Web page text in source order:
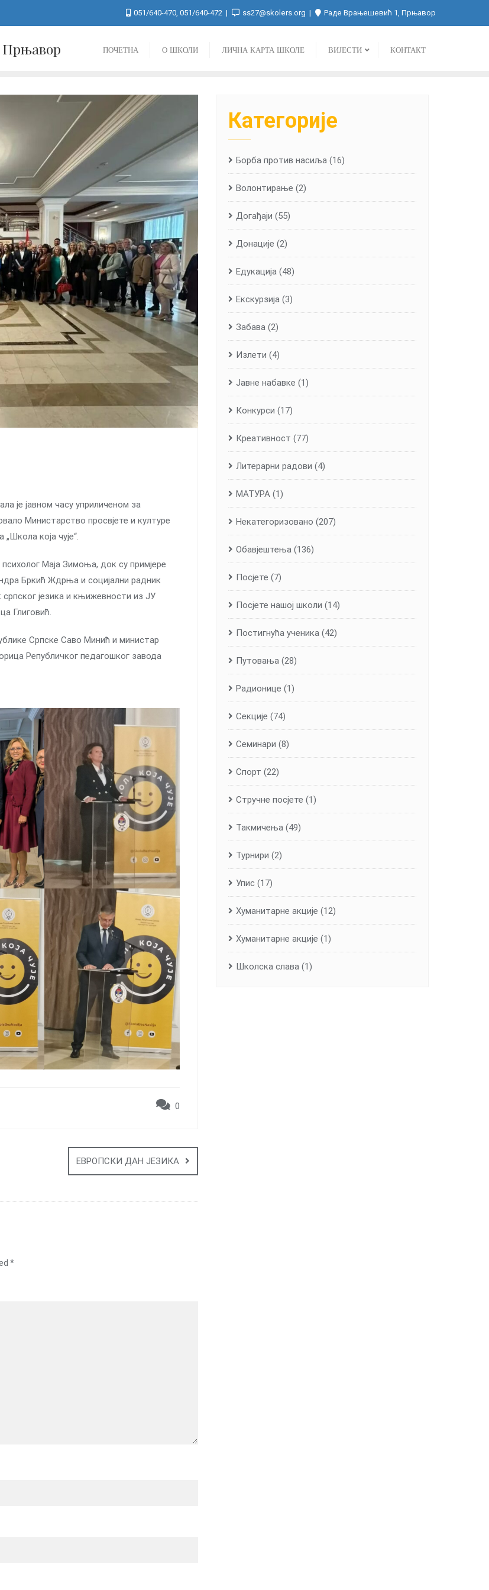
051/640-470, 051/640-472 ss27@skolers.org Раде Врањешевић 1, Прњавор
Прњавор ПОЧЕТНА О ШКОЛИ ЛИЧНА КАРТА ШКОЛЕ ВИЈЕСТИ КОНТАКТ
је јавном часу уприличеном за
Министарство просвјете и културе
која чује“.
Маја Зимоња, док су примјере
Бркић Ждрња и социјални радник
језика и књижевности из ЈУ
Глиговић.
Српске Саво Минић и министар
Републичког педагошког завода
0
ЕВРОПСКИ ДАН ЈЕЗИКА
*
Категорије
Борба против насиља (16)
Волонтирање (2)
Догађаји (55)
Донације (2)
Едукација (48)
Екскурзија (3)
Забава (2)
Излети (4)
Јавне набавке (1)
Конкурси (17)
Креативност (77)
Литерарни радови (4)
МАТУРА (1)
Некатегоризовано (207)
Обавјештења (136)
Посјете (7)
Посјете нашој школи (14)
Постигнућа ученика (42)
Путовања (28)
Радионице (1)
Секције (74)
Семинари (8)
Спорт (22)
Стручне посјете (1)
Такмичења (49)
Турнири (2)
Упис (17)
Хуманитарне aкције (12)
Хуманитарне акције (1)
Школска слава (1)